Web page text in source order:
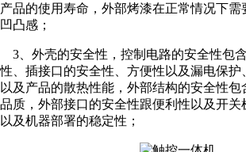
产品的使用寿命，外部烤漆在正常情况下需
凹凸感；
3、外壳的安全性，控制电路的安全性包
性、插接口的安全性、方便性以及漏电保护
以及产品的散热性能，外部结构的安全性
品质，外部接口的安全性跟便利性以及开关
以及机器部署的稳定性；